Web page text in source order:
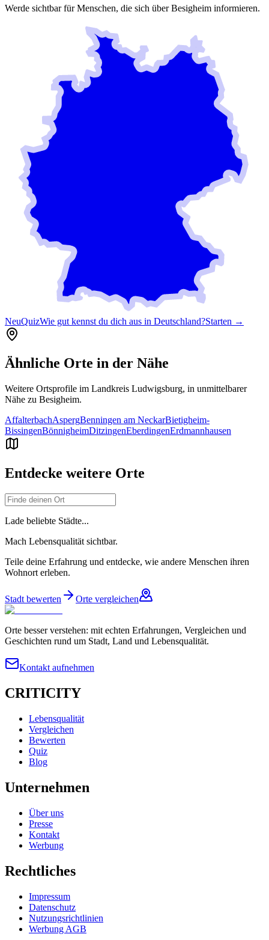
Werde sichtbar für Menschen, die sich überBesigheim informieren.
NeuQuizWie gut kennst du dich aus in Deutschland?Starten →
Ähnliche Orte in der Nähe
Weitere Ortsprofile im Landkreis Ludwigsburg, in unmittelbarer
Nähe zu Besigheim.
AffalterbachAspergBenningen am NeckarBietigheim-
BissingenBönnigheimDitzingenEberdingenErdmannhausen
Entdecke weitere Orte
Lade beliebte Städte...
Mach Lebensqualität sichtbar.
Teile deine Erfahrung und entdecke, wie andere Menschen ihren
Wohnort erleben.
Stadt bewerten Orte vergleichen
Orte besser verstehen: mit echten Erfahrungen, Vergleichen und
Geschichten rund um Stadt, Land und Lebensqualität.
Kontakt aufnehmen
CRITICITY
Lebensqualität
Vergleichen
Bewerten
Quiz
Blog
Unternehmen
Über uns
Presse
Kontakt
Werbung
Rechtliches
Impressum
Datenschutz
Nutzungsrichtlinien
Werbung AGB